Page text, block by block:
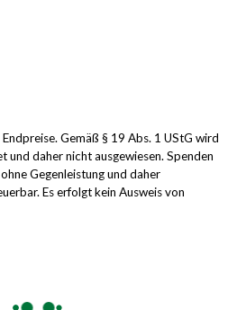
Gemäß § 19 Abs. 1 UStG wird
und daher nicht ausgewiesen. Spenden
Gegenleistung und daher
Es erfolgt kein Ausweis von